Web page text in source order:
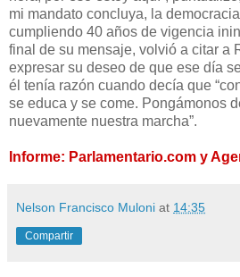
mi mandato concluya, la
cumpliendo 40 años de vigencia
final de su mensaje, volvió a citar a
expresar su deseo de que ese día
él tenía razón cuando decía que
se educa y se come. Pongámonos
nuevamente nuestra marcha”.
Informe: Parlamentario.com y
Nelson Francisco Muloni at 14:35
Compartir